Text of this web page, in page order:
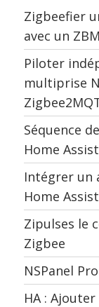
Zigbeefier
avec un
Piloter
multiprise
Séquence
Home
Intégrer un
Home
Zipulses le
Zigbee
NSPanel
HA :